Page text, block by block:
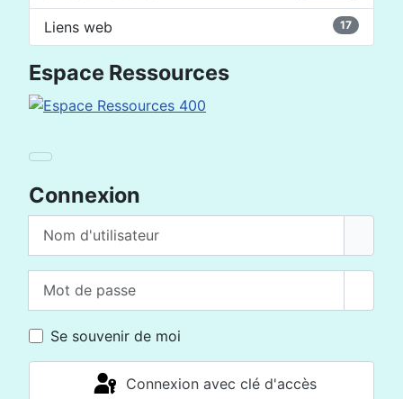
Espace Ressources
Connexion
Se souvenir de moi
Connexion avec clé d'accès
Liens web 17